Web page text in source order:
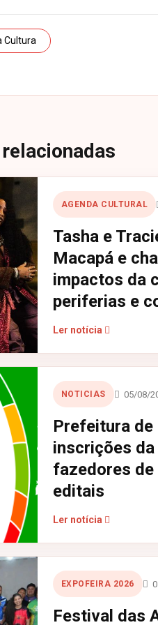
Cultura
AGENDA CULTURAL
Tasha e
Macapá e
impactos da
periferias e
Ler notícia
NOTICIAS 05/08/
Prefeitura
inscrições da
fazedores
editais
Ler notícia
EXPOFEIRA 2026
Festival das